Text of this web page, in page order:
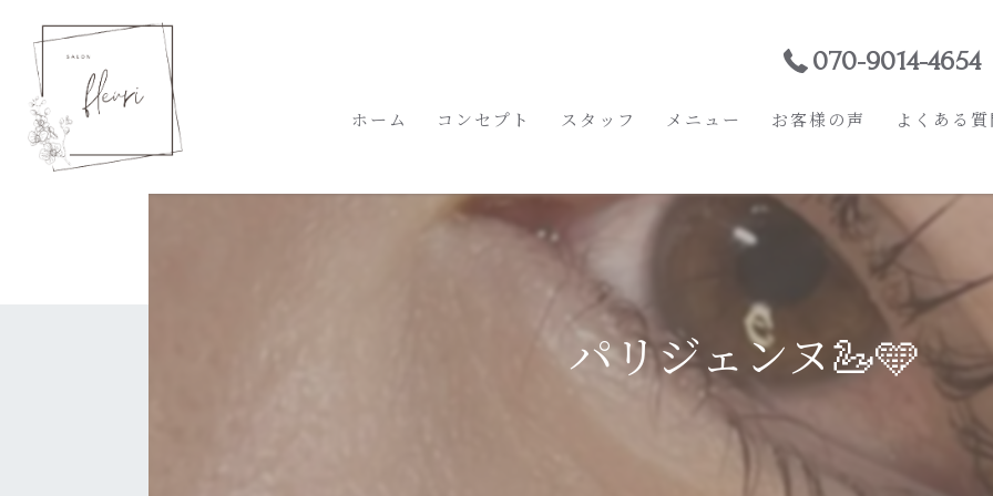
070-9014-4654
ホーム コンセプト スタッフ メニュー お客様の声 よくある質
パリジェンヌ🦢🩵